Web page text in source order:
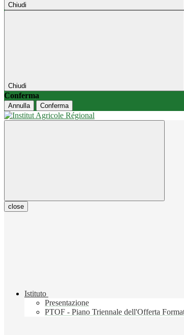
Chiudi
Chiudi
Conferma
Annulla Conferma
close
Istituto
Presentazione
PTOF - Piano Triennale dell'Offerta